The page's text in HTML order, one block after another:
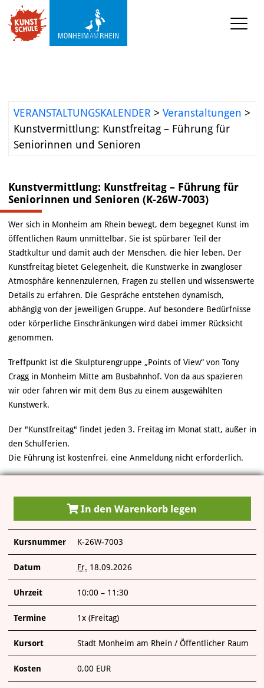
KUNSTWERKSTATT TURMSTRASSE
ÜBER UNS
VERANSTALTUNGSKALENDER > Veranstaltungen >
Kunstvermittlung: Kunstfreitag – Führung für
Seniorinnen und Senioren
Kunstvermittlung: Kunstfreitag – Führung für
Seniorinnen und Senioren (K-26W-7003)
Wer sich in Monheim am Rhein bewegt, dem begegnet Kunst im
öffentlichen Raum unmittelbar. Sie ist spürbarer Teil der
Stadtkultur und damit auch der Menschen, die hier leben. Der
Kunstfreitag bietet Gelegenheit, die Kunstwerke in zwangloser
Atmosphäre kennenzulernen, Fragen zu stellen und wissenswerte
Details zu erfahren. Die Gespräche entstehen dynamisch,
abhängig von der jeweiligen Gruppe. Auf besondere Bedürfnisse
oder körperliche Einschränkungen wird dabei immer Rücksicht
genommen.
Treffpunkt ist die Skulpturengruppe „Points of View“ von Tony
Cragg in Monheim Mitte am Busbahnhof. Von da aus spazieren
wir oder fahren wir mit dem Bus zu einem ausgewählten
Kunstwerk.
Der "Kunstfreitag" findet jeden 3. Freitag im Monat statt, außer in
den Schulferien.
Die Führung ist kostenfrei, eine Anmeldung nicht erforderlich.
In den Warenkorb legen
Kursnummer K-26W-7003
Datum Fr. 18.09.2026
Uhrzeit 10:00 – 11:30
Termine 1x (Freitag)
Kursort Stadt Monheim am Rhein / Öffentlicher Raum
Kosten 0,00 EUR